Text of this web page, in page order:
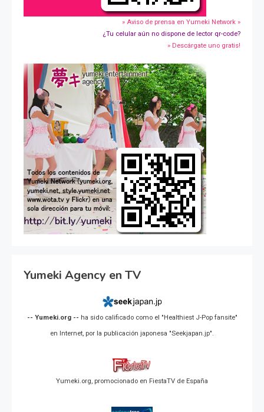
» Aviso de prensa en Yumeki Network »
¿Tu celular aún no dispone de lector qr-code?
» Descárgate uno gratis!
Yumeki Agency en TV
-- Yumeki.org -- ha sido calificado como el "Healthiest J-Pop fansite"
en Internet, por la publicación japonesa "Seekjapan.jp".
Yumeki.org, promocionado en FiestaTV de España